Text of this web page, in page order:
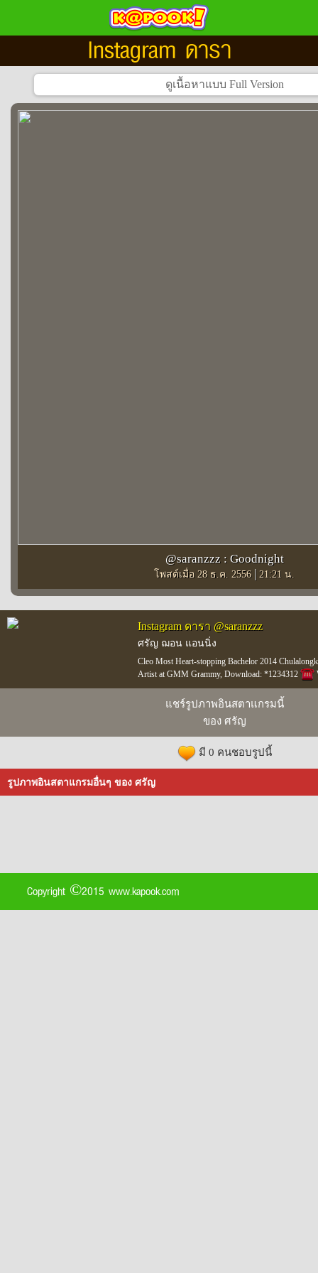
Instagram ดารา
@saranzzz : Goodnight
โพสต์เมื่อ 28 ธ.ค. 2556 | 21:21 น.
Instagram ดารา @saranzzz
ศรัญ ฌอน แอนนิ่ง
Cleo Most Heart-stopping Bachelor 2014
Artist at GMM Grammy, Download: *1234312
แชร์รูปภาพอินสตาแกรมนี้
ของ ศรัญ
มี 0 คนชอบรูปนี้
รูปภาพอินสตาแกรมอื่นๆ ของ ศรัญ
Copyright ©2015 www.kapook.com